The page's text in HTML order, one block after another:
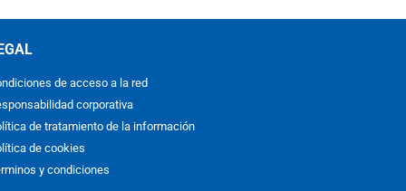
de acceso a la red
corporativa
de tratamiento de la información
de cookies
y condiciones